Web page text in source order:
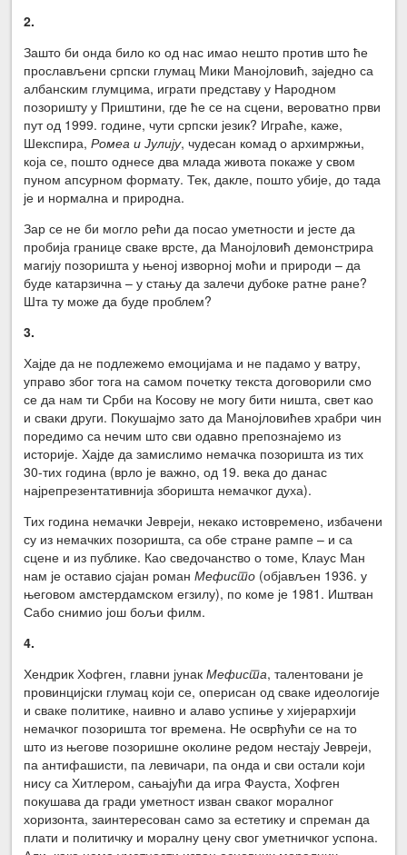
2.
Зашто би онда било ко од нас имао нешто против што ће
прослављени српски глумац Мики Манојловић, заједно са
албанским глумцима, играти представу у Народном
позоришту у Приштини, где ће се на сцени, вероватно први
пут од 1999. године, чути српски језик? Играће, каже,
Шекспира,Ромеа и Јулију, чудесан комад о архимржњи,
која се, пошто однесе два млада живота покаже у свом
пуном апсурном формату. Тек, дакле, пошто убије, до тада
је и нормална и природна.
Зар се не би могло рећи да посао уметности и јесте да
пробија границе сваке врсте, да Манојловић демонстрира
магију позоришта у њеној изворној моћи и природи – да
буде катарзична – у стању да залечи дубоке ратне ране?
Шта ту може да буде проблем?
3.
Хајде да не подлежемо емоцијама и не падамо у ватру,
управо због тога на самом почетку текста договорили смо
се да нам ти Срби на Косову не могу бити ништа, свет као
и сваки други. Покушајмо зато да Манојловићев храбри чин
поредимо са нечим што сви одавно препознајемо из
историје. Хајде да замислимо немачка позоришта из тих
30-тих година (врло је важно, од 19. века до данас
најрепрезентативнија зборишта немачког духа).
Тих година немачки Јевреји, некако истовремено, избачени
су из немачких позоришта, са обе стране рампе – и са
сцене и из публике. Као сведочанство о томе, Клаус Ман
нам је оставио сјајан романМефисто (објављен 1936. у
његовом амстердамском егзилу), по коме је 1981. Иштван
Сабо снимио још бољи филм.
4.
Хендрик Хофген, главни јунакМефиста, талентовани је
провинцијски глумац који се, оперисан од сваке идеологије
и сваке политике, наивно и алаво успиње у хијерархији
немачког позоришта тог времена. Не осврћући се на то
што из његове позоришне околине редом нестају Јевреји,
па антифашисти, па левичари, па онда и сви остали који
нису са Хитлером, сањајући да игра Фауста, Хофген
покушава да гради уметност изван сваког моралног
хоризонта, заинтересован само за естетику и спреман да
плати и политичку и моралну цену свог уметничког успона.